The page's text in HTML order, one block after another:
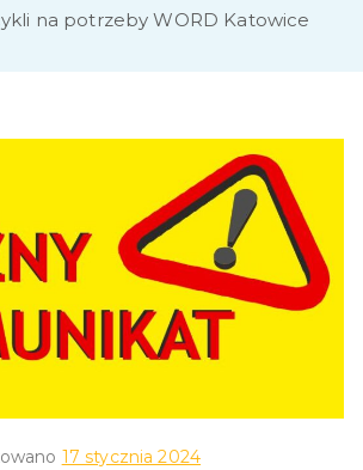
na potrzeby WORD Katowice
17 stycznia 2024